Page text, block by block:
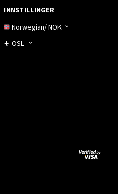
INNSTILLINGER
Norwegian/NOK
OSL